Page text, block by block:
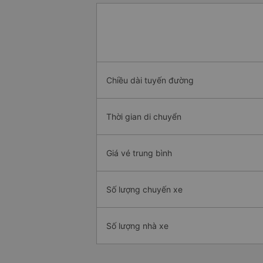
Chiều dài tuyến đường
Thời gian di chuyển
Giá vé trung bình
Số lượng chuyến xe
Số lượng nhà xe